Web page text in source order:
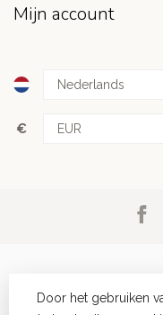
Mijn account
€
Door het gebruiken